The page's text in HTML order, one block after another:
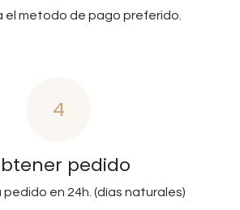
el metodo de pago preferido.
4
pedido
pedido en 24h. (días naturales)